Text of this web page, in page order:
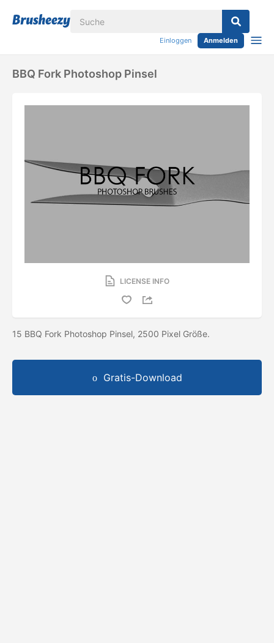
Einloggen Anmelden
BBQ Fork Photoshop Pinsel
LICENSE INFO
15 BBQ Fork Photoshop Pinsel, 2500 Pixel Größe.
Gratis-Download